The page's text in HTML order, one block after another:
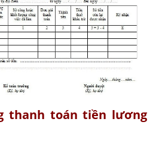
thanh toán tiền lương